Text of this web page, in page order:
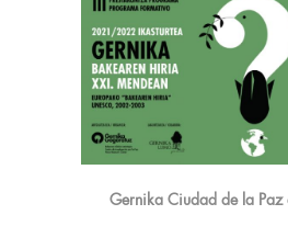
Gernika Ciudad de la Paz